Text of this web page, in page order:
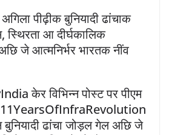
पीढ़ीक बुनियादी ढांचाक
आ दीर्घकालिक
जे आत्मनिर्भर भारतक नींव
केर विभिन्न पोस्ट पर पीएम
ढांचा जोड़ल गेल अछि जे